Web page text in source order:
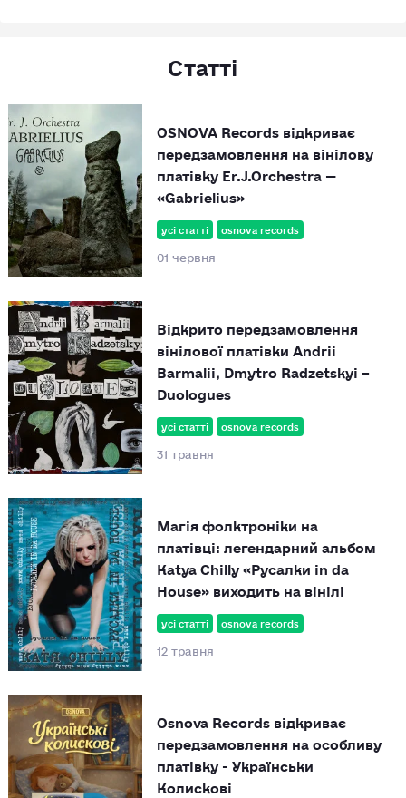
Статті
усі статті osnova records
01 червня
OSNOVA Records відкриває
передзамовлення на вінілову
платівку Er.J.Orchestra —
«Gabrielius»
усі статті osnova records
31 травня
Відкрито передзамовлення
вінілової платівки Andrii
Barmalii, Dmytro Radzetskyi –
Duologues
усі статті osnova records
12 травня
Магія фолктроніки на
платівці: легендарний альбом
Katya Chilly «Русалки in da
House» виходить на вінілі
Osnova Records відкриває
передзамовлення на особливу
платівку - Українськи
Колискові